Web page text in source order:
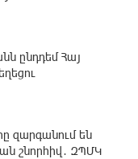
ընդդեմ Հայ
զարգանում են
շնորհիվ․ ԶՊՄԿ